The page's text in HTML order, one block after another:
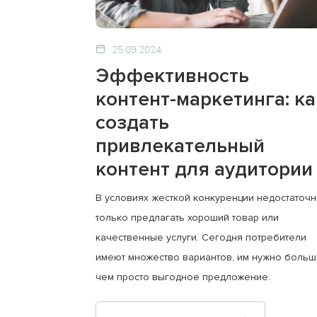
25.09.2024
Эффективность
контент-маркетинга:
создать
привлекательный
контент для аудитории
В условиях жесткой конкуренции
только предлагать хороший товар или
качественные услуги. Сегодня потребители
имеют множество вариантов, им нужно
чем просто выгодное предложение.